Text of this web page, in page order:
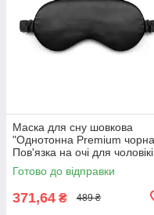
Маска для сну шовкова
"Однотонна Premium
Пов'язка на очі для
жінок
Готово до відправки
371,64 ₴ 489 ₴